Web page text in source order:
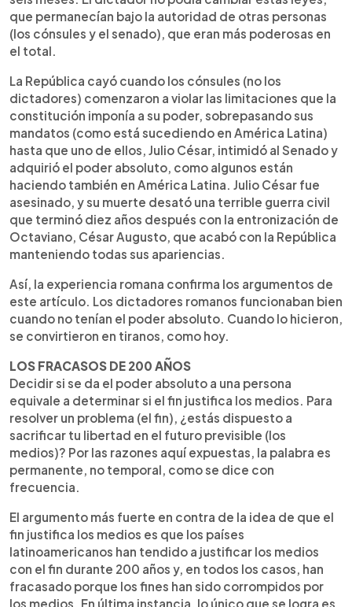
que permanecían bajo la autoridad de otras personas
(los cónsules y el senado), que eran más poderosas en
el total.
La República cayó cuando los cónsules (no los
dictadores) comenzaron a violar las limitaciones que la
constitución imponía a su poder, sobrepasando sus
mandatos (como está sucediendo en América Latina)
hasta que uno de ellos, Julio César, intimidó al Senado y
adquirió el poder absoluto, como algunos están
haciendo también en América Latina. Julio César fue
asesinado, y su muerte desató una terrible guerra civil
que terminó diez años después con la entronización de
Octaviano, César Augusto, que acabó con la República
manteniendo todas sus apariencias.
Así, la experiencia romana confirma los argumentos de
este artículo. Los dictadores romanos funcionaban bien
cuando no tenían el poder absoluto. Cuando lo hicieron,
se convirtieron en tiranos, como hoy.
LOS FRACASOS DE 200 AÑOS
Decidir si se da el poder absoluto a una persona
equivale a determinar si el fin justifica los medios. Para
resolver un problema (el fin), ¿estás dispuesto a
sacrificar tu libertad en el futuro previsible (los
medios)? Por las razones aquí expuestas, la palabra es
permanente, no temporal, como se dice con
frecuencia.
El argumento más fuerte en contra de la idea de que el
fin justifica los medios es que los países
latinoamericanos han tendido a justificar los medios
con el fin durante 200 años y, en todos los casos, han
fracasado porque los fines han sido corrompidos por
los medios. En última instancia, lo único que se logra es